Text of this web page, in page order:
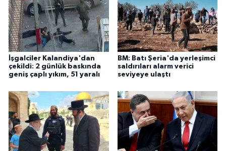
İşgalciler Kalandiya'dan
çekildi: 2 günlük baskında
geniş çaplı yıkım, 51 yaralı
BM: Batı Şeria'da yerleşimci
saldırıları alarm verici
seviyeye ulaştı